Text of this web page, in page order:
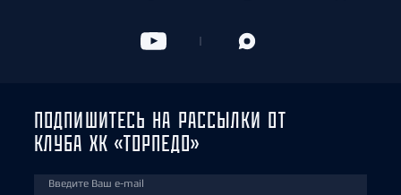
ПОДПИШИТЕСЬ НА РАССЫЛКИ ОТ
КЛУБА ХК «ТОРПЕДО»
Введите Ваш e-mail